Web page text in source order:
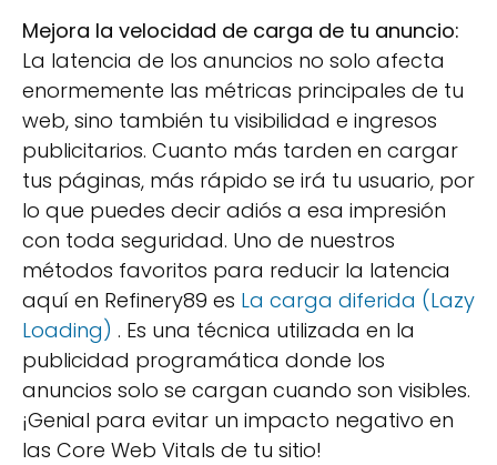
Mejora la velocidad de carga de tu anuncio:
La latencia de los anuncios no solo afecta
enormemente las métricas principales de tu
web, sino también tu visibilidad e ingresos
publicitarios. Cuanto más tarden en cargar
tus páginas, más rápido se irá tu usuario, por
lo que puedes decir adiós a esa impresión
con toda seguridad. Uno de nuestros
métodos favoritos para reducir la latencia
aquí en Refinery89 es La carga diferida (Lazy
Loading) . Es una técnica utilizada en la
publicidad programática donde los
anuncios solo se cargan cuando son visibles.
¡Genial para evitar un impacto negativo en
las Core Web Vitals de tu sitio!